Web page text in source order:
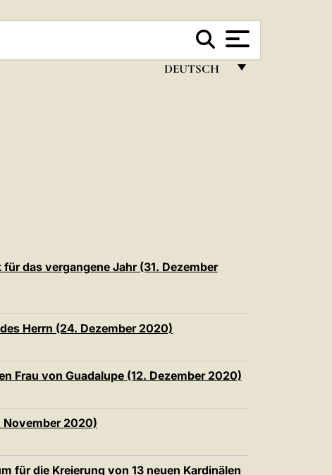
DEUTSCH
POLSKI
中文
das vergangene Jahr (31. Dezember
Herrn (24. Dezember 2020)
Frau von Guadalupe (12. Dezember 2020)
November 2020)
für die Kreierung von 13 neuen Kardinälen